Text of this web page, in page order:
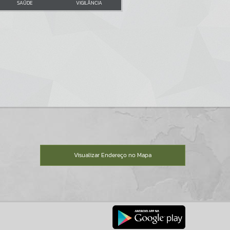
SAÚDE VIGILÂNCIA
Visualizar Endereço no Mapa